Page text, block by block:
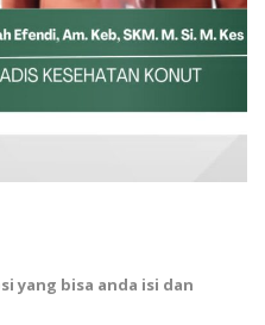
yang bisa anda isi dan